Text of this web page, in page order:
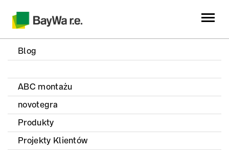
Blog
ABC montażu
novotegra
Produkty
Projekty Klientów